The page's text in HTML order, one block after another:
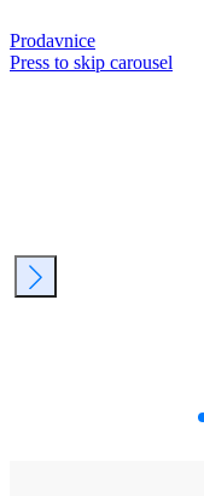
Prodavnice
Press to skip carousel